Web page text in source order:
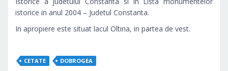
istorice in anul 2004 – Judetul Constanta.
In apropiere este situat lacul Oltina, in partea de vest.
CETATE DOBROGEA